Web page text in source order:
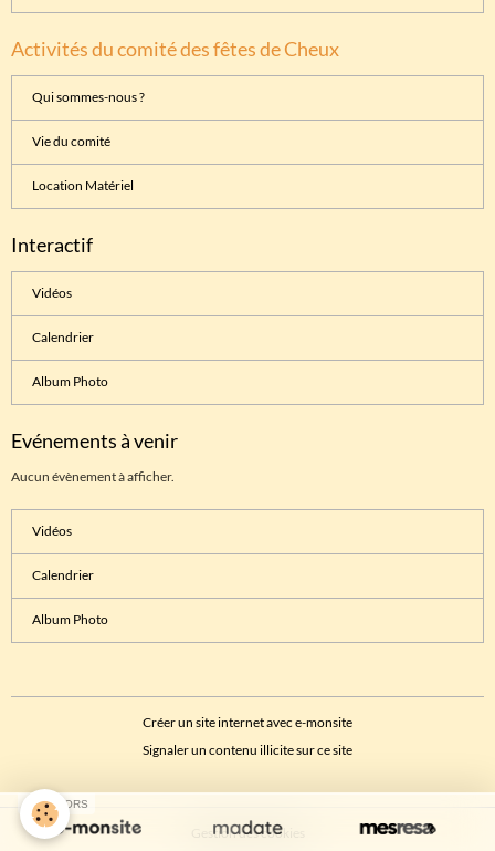
Activités du comité des fêtes de Cheux
Qui sommes-nous ?
Vie du comité
Location Matériel
Interactif
Vidéos
Calendrier
Album Photo
Evénements à venir
Aucun évènement à afficher.
Vidéos
Calendrier
Album Photo
Créer un site internet avec e-monsite
Signaler un contenu illicite sur ce site
Gestion des cookies
SPONSORS